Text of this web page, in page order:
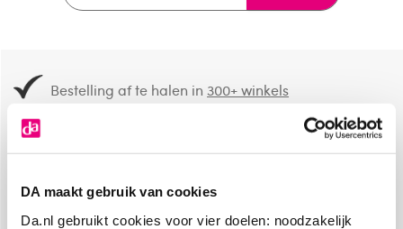
DA maakt gebruik van cookies
Da.nl gebruikt cookies voor vier doelen: noodzakelijk
Bestelling af te halen in300+ winkels
8.6 uit4.106 reviews